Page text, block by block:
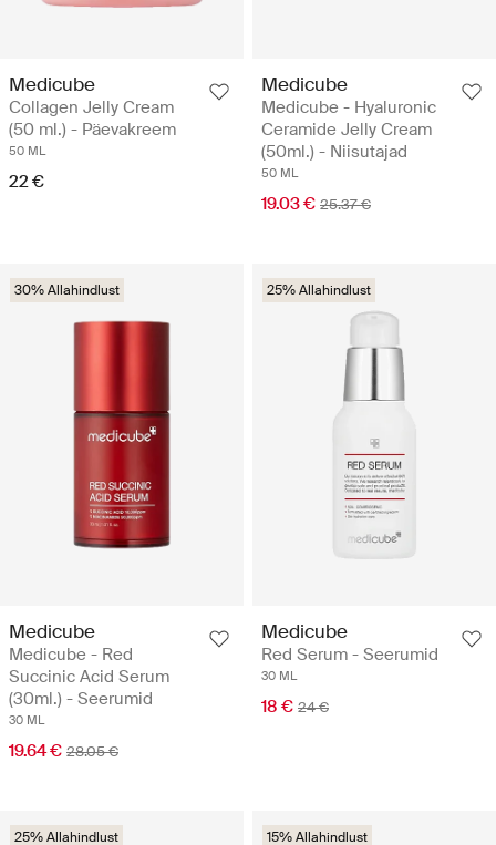
Medicube
Collagen Jelly Cream
(50 ml.) - Päevakreem
50 ML
22 €
Medicube
Medicube - Hyaluronic
Ceramide Jelly Cream
(50ml.) - Niisutajad
50 ML
19.03 € 25.37 €
30% Allahindlust
Medicube
Medicube - Red
Succinic Acid Serum
(30ml.) - Seerumid
30 ML
19.64 € 28.05 €
25% Allahindlust
Medicube
Red Serum - Seerumid
30 ML
18 € 24 €
25% Allahindlust 15% Allahindlust